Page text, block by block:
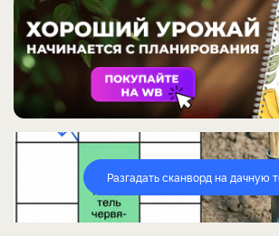
Разгадать сканворд на дачную